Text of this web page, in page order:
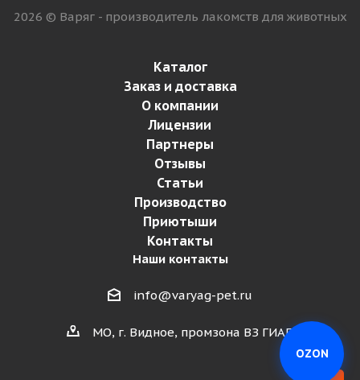
2026 © Варяг - производитель лакомств для животных
Каталог
Заказ и доставка
О компании
Лицензии
Партнеры
Отзывы
Статьи
Производство
Приютыши
Контакты
Наши контакты
info@varyag-pet.ru
МО, г. Видное, промзона ВЗ ГИАП
OZON